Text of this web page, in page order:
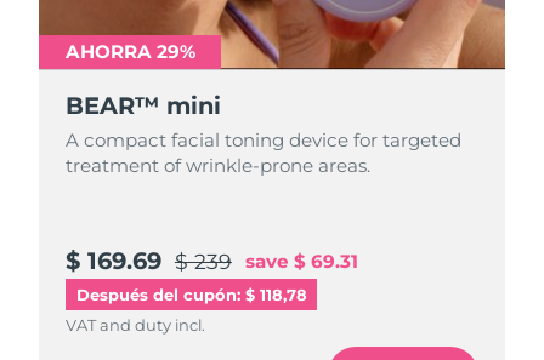
AHORRA 29%
BEAR™ mini
A compact facial toning device for targeted
treatment of wrinkle-prone areas.
$ 169.69 $ 239 save $ 69.31
Después del cupón: $ 118,78
VAT and duty incl.
Emiratos Árabes
Unidos
Entrega prevista 09/08/2026
Reino Unido
Estados Unidos Entrega prevista
Vietnam Entrega prevista